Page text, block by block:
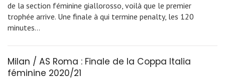
de la section féminine giallorosso, voilà que le premier
trophée arrive. Une finale à qui termine penalty, les 120
minutes…
Milan / AS Roma : Finale de la Coppa Italia
féminine 2020/21